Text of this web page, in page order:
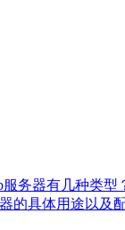
务器有几种类型
的具体用途以及